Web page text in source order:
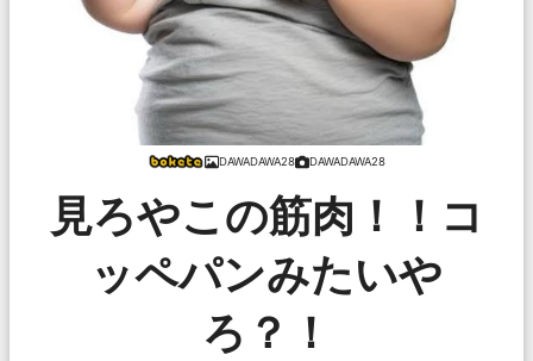
DAWADAWA28 DAWADAWA28
見ろやこの筋肉！！コ
ッペパンみたいや
ろ？！